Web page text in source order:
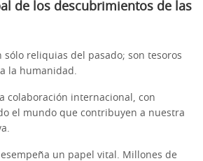
de los descubrimientos de las
sólo reliquias del pasado; son tesoros
la humanidad.
colaboración internacional, con
el mundo que contribuyen a nuestra
un papel vital. Millones de